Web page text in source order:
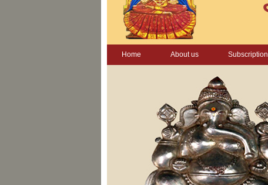
Home About us Subscription